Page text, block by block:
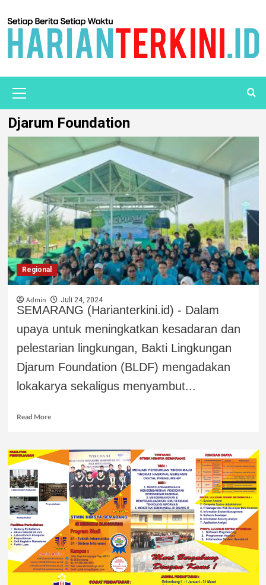
Djarum Foundation
Regional
Admin Juli 24, 2024
SEMARANG (Harianterkini.id) - Dalam
upaya untuk meningkatkan kesadaran dan
pelestarian lingkungan, Bakti Lingkungan
Djarum Foundation (BLDF) mengadakan
lokakarya sekaligus menyambut...
Read More